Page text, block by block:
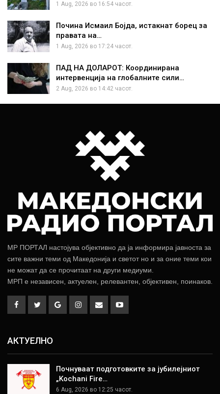
1 Aug, 2026 во 16:54 часот.
Почина Исмаил Бојда, истакнат борец за
правата на…
1 Aug, 2026 во 17:24 часот.
ПАД НА ДОЛАРОТ: Координирана
интервенција на глобалните сили…
2 Aug, 2026 во 14:42 часот.
МР ПОРТАЛ настојува објективно да ја информира јавноста за
сите важни теми од Македонија и светот но и за оние теми кои
не можат да се прочитаат на други медиуми.
МРП е независен, актуелен, релевантен, објективен, поинаков.
АКТУЕЛНО
Почнуваат подготовките за јубилејниот
„Kochani Fire…
6 Aug, 2026 во 12:25 часот.